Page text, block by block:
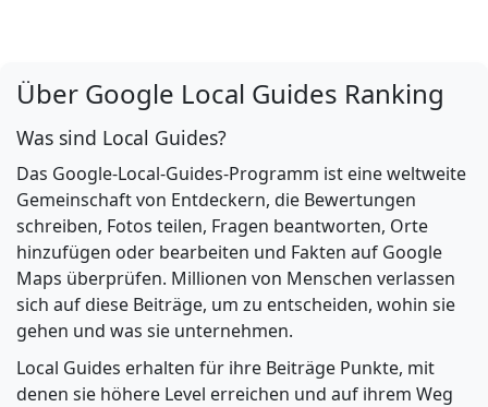
Über Google Local Guides Ranking
Was sind Local Guides?
Das Google-Local-Guides-Programm ist eine weltweite
Gemeinschaft von Entdeckern, die Bewertungen
schreiben, Fotos teilen, Fragen beantworten, Orte
hinzufügen oder bearbeiten und Fakten auf Google
Maps überprüfen. Millionen von Menschen verlassen
sich auf diese Beiträge, um zu entscheiden, wohin sie
gehen und was sie unternehmen.
Local Guides erhalten für ihre Beiträge Punkte, mit
denen sie höhere Level erreichen und auf ihrem Weg